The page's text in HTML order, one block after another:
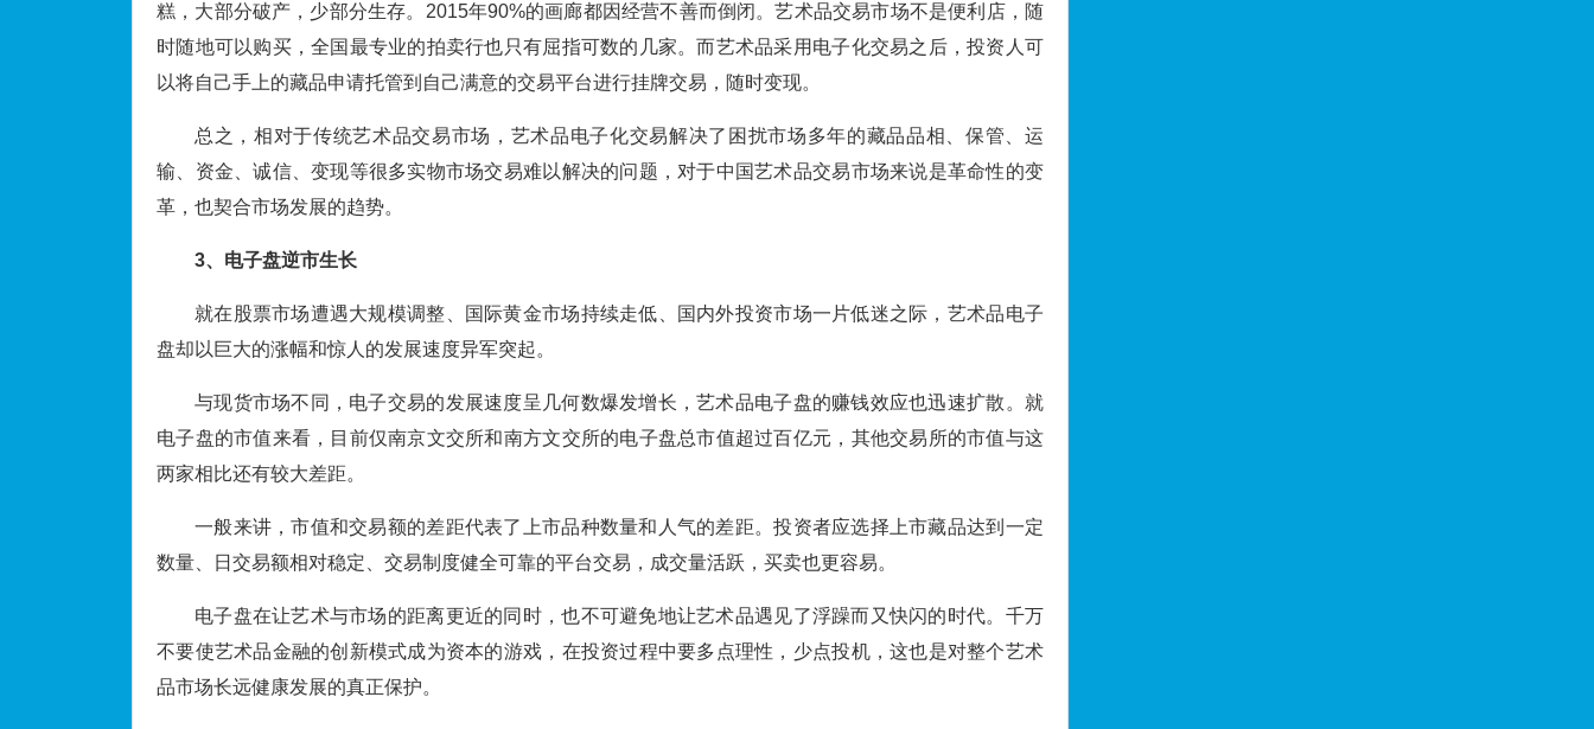
糕，大部分破产，少部分生存。2015年90%的画廊都因经营不善而倒闭。艺术品交易市场不是便利店，随
时随地可以购买，全国最专业的拍卖行也只有屈指可数的几家。而艺术品采用电子化交易之后，投资人可
以将自己手上的藏品申请托管到自己满意的交易平台进行挂牌交易，随时变现。
总之，相对于传统艺术品交易市场，艺术品电子化交易解决了困扰市场多年的藏品品相、保管、运
输、资金、诚信、变现等很多实物市场交易难以解决的问题，对于中国艺术品交易市场来说是革命性的变
革，也契合市场发展的趋势。
3、 电子盘逆市生长
就在股票市场遭遇大规模调整、国际黄金市场持续走低、国内外投资市场一片低迷之际，艺术品电子
盘却以巨大的涨幅和惊人的发展速度异军突起。
与现货市场不同，电子交易的发展速度呈几何数爆发增长，艺术品电子盘的赚钱效应也迅速扩散。就
电子盘的市值来看，目前仅南京文交所和南方文交所的电子盘总市值超过百亿元，其他交易所的市值与这
两家相比还有较大差距。
一般来讲，市值和交易额的差距代表了上市品种数量和人气的差距。投资者应选择上市藏品达到一定
数量、日交易额相对稳定、交易制度健全可靠的平台交易，成交量活跃，买卖也更容易。
电子盘在让艺术与市场的距离更近的同时，也不可避免地让艺术品遇见了浮躁而又快闪的时代。千万
不要使艺术品金融的创新模式成为资本的游戏，在投资过程中要多点理性，少点投机，这也是对整个艺术
品市场长远健康发展的真正保护。